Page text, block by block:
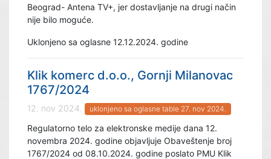
Beograd- Antena TV+, jer dostavljanje na drugi način
nije bilo moguće.
Uklonjeno sa oglasne 12.12.2024. godine
Klik komerc d.o.o., Gornji Milanovac
1767/2024
12. nov 2024. uklonjeno sa oglasne table 27. nov 2024.
Regulatorno telo za elektronske medije dana 12.
novembra 2024. godine objavljuje Obaveštenje broj
1767/2024 od 08.10.2024. godine poslato PMU Klik